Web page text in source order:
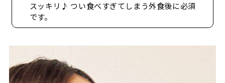
スッキリ♪ つい食べすぎてしまう外食後に必須
です。